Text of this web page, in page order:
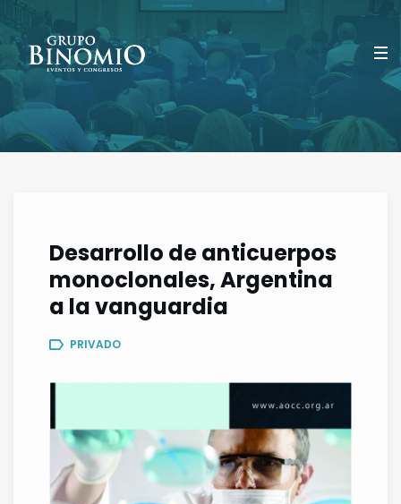
Desarrollo de anticuerpos
monoclonales, Argentina
a la vanguardia
PRIVADO